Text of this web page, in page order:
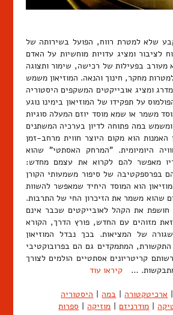
שלא למטרת רווח, הפועל בשירותה של
לציבור ומציג עדויות מוחשיות על האדם
מעורב בפעילות של רכישה, שימור ותצוגה
מחקר, חינוך והנאה. המוזיאון משמש
ומציג אובייקטים המשקפים היסטוריה
על תפקידו של המוזיאון בימינו נוגע
משמר או שמא מוסד יוזם המעלה סוגיות
במה פתוחה לדיון בערכיה המשתנים
האמנות הוא מקום היוצר חווית מרחב-זמן
היומיומית. "המרחק האסתטי" שהוא
מאפשר להם לקרוא את עצמם מחדש:
בפרספקטיבה של סיפור משמעותי הקורן
הוא המוסד היחיד שמאפשר להשוות
שהוא משמר את הזיכרון החי של התרבות.
חושפת את הקהל לאובייקטים שכבר אינם
זאת מזוהים עם החדש, פורץ הדרך, הקורא
של המציאות. בכך נבדל המוזיאון
התקשורת, המתמקדים גם הם בפרובוקטיבי
קריטריונים אסתטיים הולמים לצורך
מתבקשות. … קיראו עוד
ארכיטקטורה במה
היסטוריה
מודרניזם מוזיקה
ספרות